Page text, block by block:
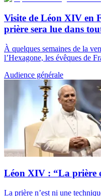
Visite de Léon XIV en
prière sera lue dans
À quelques semaines de la
l’Hexagone, les évêques de
Audience générale
Léon XIV : “La prière
La prière n’est ni une